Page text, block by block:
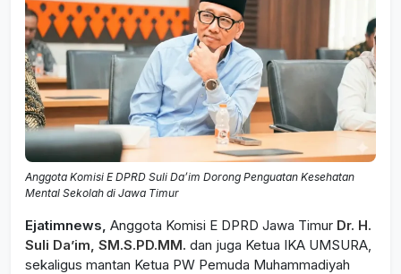
Anggota Komisi E DPRD Suli Da’im Dorong Penguatan Kesehatan
Mental Sekolah di Jawa Timur
Ejatimnews, Anggota Komisi E DPRD Jawa Timur Dr. H.
Suli Da’im, SM.S.PD.MM. dan juga Ketua IKA UMSURA,
sekaligus mantan Ketua PW Pemuda Muhammadiyah